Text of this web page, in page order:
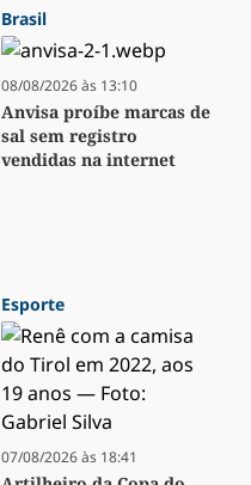
Brasil
08/08/2026 às 13:10
Anvisa proíbe marcas de
sal sem registro
vendidas na internet
Esporte
07/08/2026 às 18:41